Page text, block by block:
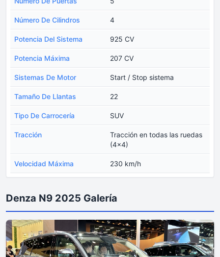
Número De Cilindros 4
Potencia Del Sistema 925 CV
Potencia Máxima 207 CV
Sistemas De Motor Start / Stop sistema
Tamaño De Llantas 22
Tipo De Carrocería SUV
Tracción
Tracción en todas las ruedas
(4x4)
Velocidad Máxima 230 km/h
Denza N9 2025 Galería